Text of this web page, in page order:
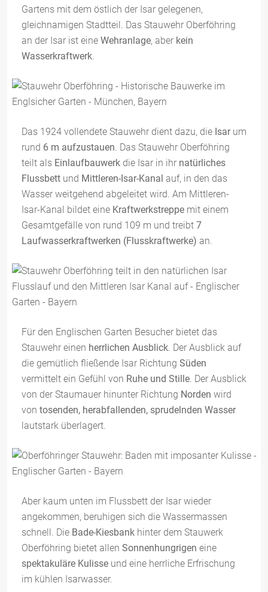
Gartens mit dem östlich der Isar gelegenen,
gleichnamigen Stadtteil. Das Stauwehr Oberföhring
an der Isar ist eine Wehranlage, aber kein
Wasserkraftwerk.
Das 1924 vollendete Stauwehr dient dazu, die Isarum
rund 6 m aufzustauen. Das Stauwehr Oberföhring
teilt als Einlaufbauwerk die Isar in ihr natürliches
Flussbett und Mittleren-Isar-Kanal auf, in den das
Wasser weitgehend abgeleitet wird. Am Mittleren-
Isar-Kanal bildet eine Kraftwerkstreppe mit einem
Gesamtgefälle von rund 109 m und treibt 7
Laufwasserkraftwerken (Flusskraftwerke) an.
Für den Englischen Garten Besucher bietet das
Stauwehr einen herrlichen Ausblick. Der Ausblick auf
die gemütlich fließende Isar Richtung Süden
vermittelt ein Gefühl von Ruhe und Stille. Der Ausblick
von der Staumauer hinunter Richtung Norden wird
von tosenden, herabfallenden, sprudelnden Wasser
lautstark überlagert.
Aber kaum unten im Flussbett der Isar wieder
angekommen, beruhigen sich die Wassermassen
schnell. Die Bade-Kiesbank hinter dem Stauwerk
Oberföhring bietet allen Sonnenhungrigen eine
spektakuläre Kulisse und eine herrliche Erfrischung
im kühlen Isarwasser.